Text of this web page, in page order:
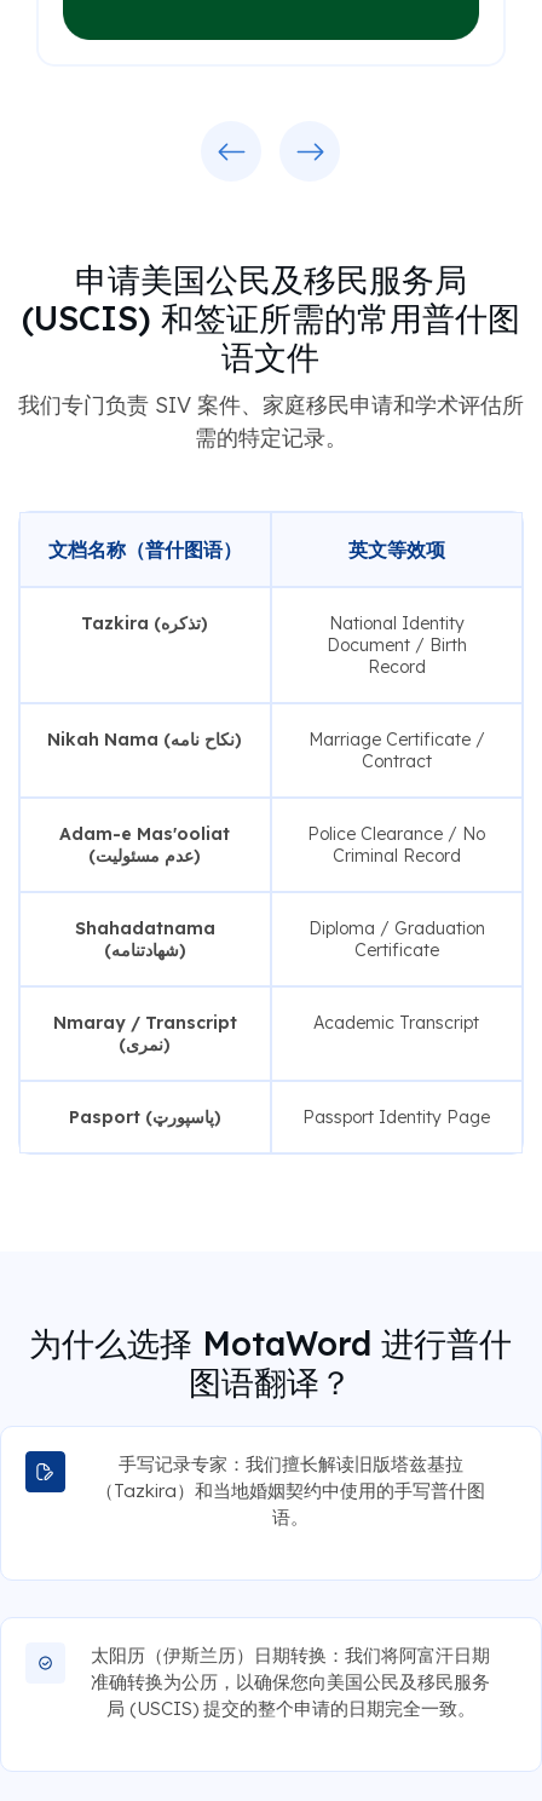
申请美国公民及移民服务局
(USCIS) 和签证所需的常用普什图
语文件
我们专门负责 SIV 案件、家庭移民申请和学术评估所
需的特定记录。
文档名称（普什图语） 英文等效项
Tazkira (تذکره)
National Identity
Document / Birth
Record
Nikah Nama (نکاح نامه)
Marriage Certificate /
Contract
Adam-e Mas'ooliat
(عدم مسئولیت)
Police Clearance / No
Criminal Record
Shahadatnama
(شهادتنامه)
Diploma / Graduation
Certificate
Nmaray / Transcript
(نمری)
Academic Transcript
Pasport (پاسپورټ) Passport Identity Page
为什么选择 MotaWord 进行普什
图语翻译？
手写记录专家：我们擅长解读旧版塔兹基拉
（Tazkira）和当地婚姻契约中使用的手写普什图
语。
太阳历（伊斯兰历）日期转换：我们将阿富汗日期
准确转换为公历，以确保您向美国公民及移民服务
局 (USCIS) 提交的整个申请的日期完全一致。